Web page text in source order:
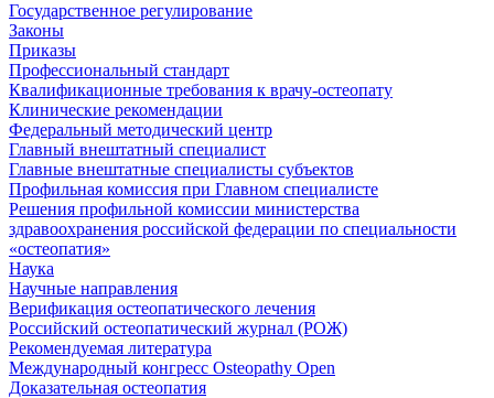
Государственное регулирование
Законы
Приказы
Профессиональный стандарт
Квалификационные требования к врачу-остеопату
Клинические рекомендации
Федеральный методический центр
Главный внештатный специалист
Главные внештатные специалисты субъектов
Профильная комиссия при Главном специалисте
Решения профильной комиссии министерства
здравоохранения российской федерации по специальности
«остеопатия»
Наука
Научные направления
Верификация остеопатического лечения
Российский остеопатический журнал (РОЖ)
Рекомендуемая литература
Международный конгресс Osteopathy Open
Доказательная остеопатия